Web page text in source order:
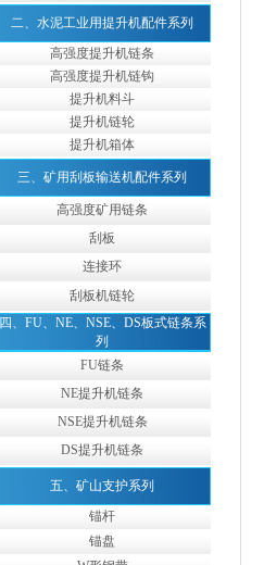
二、水泥工业用提升机配件系列
高强度提升机链条
高强度提升机链钩
提升机料斗
提升机链轮
提升机箱体
三、矿用刮板输送机配件系列
高强度矿用链条
刮板
连接环
刮板机链轮
四、FU、NE、NSE、DS板式链条系
列
FU链条
NE提升机链条
NSE提升机链条
DS提升机链条
五、矿山支护系列
锚杆
锚盘